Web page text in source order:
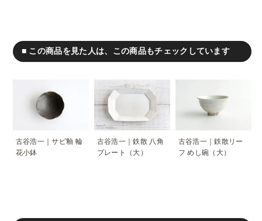
■ この商品を見た人は、この商品もチェックしています
古谷浩一｜サビ釉 輪
花小鉢
古谷浩一｜鉄散 八角
プレート（大）
古谷浩一｜鉄散リー
フ めし碗（大）